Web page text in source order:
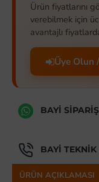
Ürün fiyatlarını
verebilmek için
avantajlı
Üye Olun
BAYI
BAYI TEKNIK
ÜRÜN AÇIKLAMASI